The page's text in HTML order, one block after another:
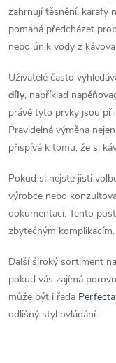
í
p
r
v
k
y
v
ý
p
i
s
u
v
á
n
í
zahrnují těsnění, karafy
pomáhá předcházet
nebo únik vody z
Uživatelé často
díly, například
právě tyto prvky jsou
Pravidelná výměna
přispívá k tomu, že si
Pokud si nejste jisti
výrobce nebo
dokumentaci. Tento
zbytečným komplikacím.
Další široký sortiment
pokud vás zajímá
může být i řada Perfecta
odlišný styl ovládání.